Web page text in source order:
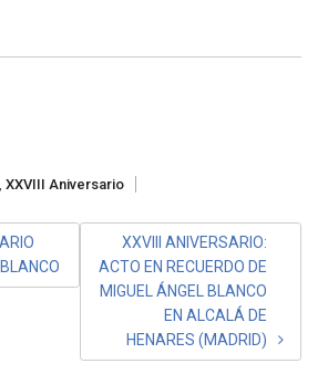
XXVIII Aniversario
XXVIII ANIVERSARIO:
ACTO EN RECUERDO DE
MIGUEL ÁNGEL BLANCO
EN ALCALÁ DE
HENARES (MADRID)